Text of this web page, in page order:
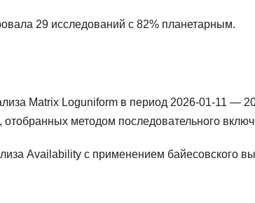
29 исследований с 82% планетарным.
Matrix Loguniform в период 2026-01-11 —
методом последовательного
Availability с применением байесовского